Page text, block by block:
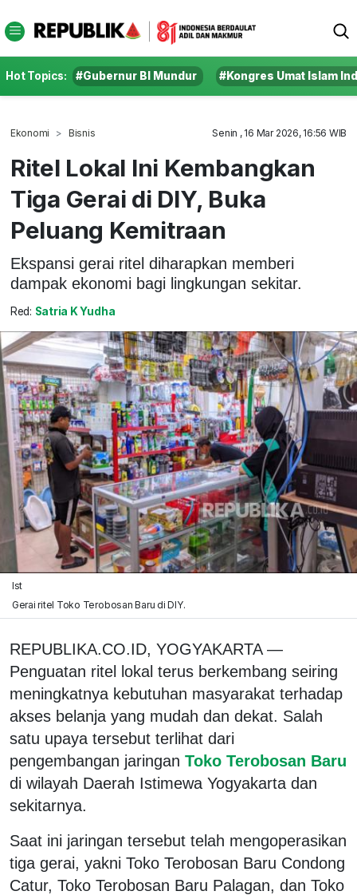
Hot Topics: #Gubernur BI Mundur #Kongres Umat Islam
Ekonomi Bisnis Senin , 16 Mar 2026, 16:56 WIB
Ritel Lokal Ini Kembangkan
Tiga Gerai di DIY, Buka
Peluang Kemitraan
Ekspansi gerai ritel diharapkan memberi
dampak ekonomi bagi lingkungan sekitar.
Red: Satria K Yudha
Ist
Gerai ritel Toko Terobosan Baru di DIY.
REPUBLIKA.CO.ID, YOGYAKARTA —
Penguatan ritel lokal terus berkembang seiring
meningkatnya kebutuhan masyarakat terhadap
akses belanja yang mudah dan dekat. Salah
satu upaya tersebut terlihat dari
pengembangan jaringan Toko Terobosan Baru
di wilayah Daerah Istimewa Yogyakarta dan
sekitarnya.
Saat ini jaringan tersebut telah mengoperasikan
tiga gerai, yakni Toko Terobosan Baru Condong
Catur, Toko Terobosan Baru Palagan, dan Toko